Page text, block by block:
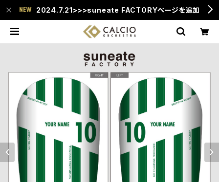
2024.7.21>>>suneate FACTORYページを追加